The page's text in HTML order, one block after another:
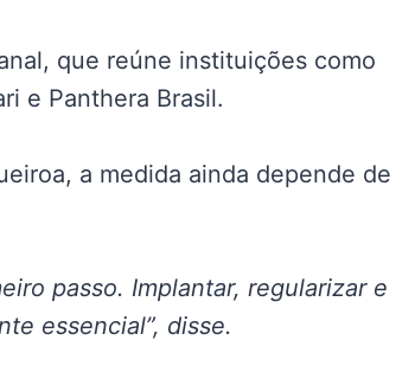
que reúne instituições como
e Panthera Brasil.
a medida ainda depende de
passo. Implantar, regularizar e
essencial”, disse.